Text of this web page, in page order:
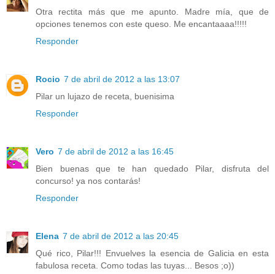
Otra rectita más que me apunto. Madre mía, que de
opciones tenemos con este queso. Me encantaaaa!!!!!
Responder
Rocio 7 de abril de 2012 a las 13:07
Pilar un lujazo de receta, buenisima
Responder
Vero 7 de abril de 2012 a las 16:45
Bien buenas que te han quedado Pilar, disfruta del
concurso! ya nos contarás!
Responder
Elena 7 de abril de 2012 a las 20:45
Qué rico, Pilar!!! Envuelves la esencia de Galicia en esta
fabulosa receta. Como todas las tuyas... Besos ;o))